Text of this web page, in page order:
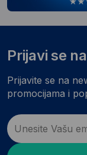
Prijavi se
Prijavite se na
promocijama i